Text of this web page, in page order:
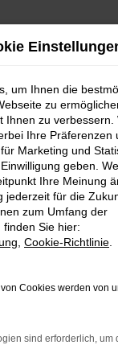
Audi A4 Allroad
–
um Ihnen die
zu
Ihnen zu verbessern.
Ihre Präferenzen
Marketing und
geben.
Ihre Meinung
jederzeit für die
zum Umfang der
Sie hier:
Cookie-Richtlinie
Cookies werden von
sind erforderlich, um